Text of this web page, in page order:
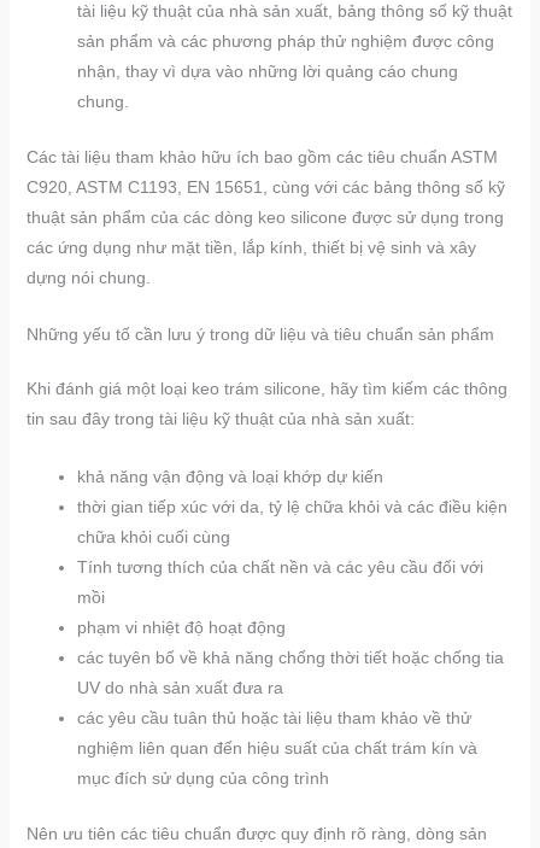
tài liệu kỹ thuật của nhà sản xuất, bảng thông số kỹ thuật
sản phẩm và các phương pháp thử nghiệm được công
nhận, thay vì dựa vào những lời quảng cáo chung
chung.
Các tài liệu tham khảo hữu ích bao gồm các tiêu chuẩn ASTM
C920, ASTM C1193, EN 15651, cùng với các bảng thông số kỹ
thuật sản phẩm của các dòng keo silicone được sử dụng trong
các ứng dụng như mặt tiền, lắp kính, thiết bị vệ sinh và xây
dựng nói chung.
Những yếu tố cần lưu ý trong dữ liệu và tiêu chuẩn sản phẩm
Khi đánh giá một loại keo trám silicone, hãy tìm kiếm các thông
tin sau đây trong tài liệu kỹ thuật của nhà sản xuất:
khả năng vận động và loại khớp dự kiến
thời gian tiếp xúc với da, tỷ lệ chữa khỏi và các điều kiện
chữa khỏi cuối cùng
Tính tương thích của chất nền và các yêu cầu đối với
mồi
phạm vi nhiệt độ hoạt động
các tuyên bố về khả năng chống thời tiết hoặc chống tia
UV do nhà sản xuất đưa ra
các yêu cầu tuân thủ hoặc tài liệu tham khảo về thử
nghiệm liên quan đến hiệu suất của chất trám kín và
mục đích sử dụng của công trình
Nên ưu tiên các tiêu chuẩn được quy định rõ ràng, dòng sản